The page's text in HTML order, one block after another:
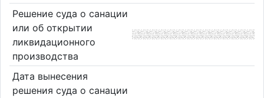
Решение суда о санации
или об открытии
ликвидационного
производства
Дата вынесения
решения суда о санации